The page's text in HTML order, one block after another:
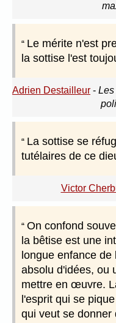
Le mérite n'est
la sottise l'est
Adrien Destailleur - Les
La sottise se
tutélaires de ce
Victor
On confond
la bêtise est une
longue enfance
absolu d'idées, ou
mettre en œuvre.
l'esprit qui se
qui veut se donner